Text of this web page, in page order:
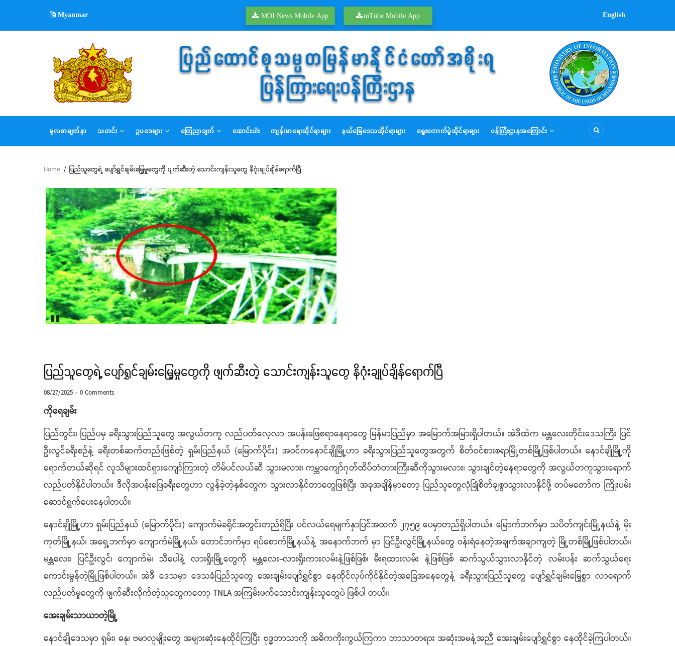
main
Myanmar MOI News Mobile App mTube Mobile App English
MAIN
NAVIGATION
မူလစာမျက်နှာ သတင်း ဥပဒေများ ကြေညာချက် ဆောင်းပါး ကျန်းမာရေးဆိုင်ရာများ နယ်မြေဒေသဆိုင်ရာများ ရွေးကောက်ပွဲဆိုင်ရာများ ဝန်ကြီးဌာနအကြောင်း
Breadcrumb
Home / ပြည်သူတွေရဲ့ ပျော်ရွှင်ချမ်းမြေ့မှုတွေကို ဖျက်ဆီးတဲ့ သောင်းကျန်းသူတွေ နိဂုံးချုပ်ချိန်ရောက်ပြီ
ပြည်သူတွေရဲ့ ပျော်ရွှင်ချမ်းမြေ့မှုတွေကို ဖျက်ဆီးတဲ့ သောင်းကျန်းသူတွေ နိဂုံးချုပ်ချိန်ရောက်ပြီ
08/27/2025-0 Comments
ကိုရေချမ်း
ပြည်တွင်း၊ ပြည်ပမှ ခရီးသွားပြည်သူတွေ အလွယ်တကူ လည်ပတ်လေ့လာ အပန်းဖြေစရာနေရာတွေ မြန်မာပြည်မှာ အမြောက်အမြားရှိပါတယ်။ အဲဒီထဲက မန္တလေးတိုင်းဒေသကြီး ပြင်
ဦးလွင်ခရီးစဉ်နဲ့ ခရီးတစ်ဆက်တည်းဖြစ်တဲ့ ရှမ်းပြည်နယ် (မြောက်ပိုင်း) အဝင်ကနောင်ချိုမြို့ဟာ ခရီးသွားပြည်သူတွေအတွက် စိတ်ဝင်စားစရာမြို့တစ်မြို့ဖြစ်ပါတယ်။ နောင်ချိုမြို့ကို
ရောက်တယ်ဆိုရင် လူသိများထင်ရှားကျော်ကြားတဲ့ တိမ်ပင်လယ်ဆီ သွားမလား၊ ကမ္ဘာကျော်ဂုတ်ထိပ်တံတားကြီးဆီကိုသွားမလား၊ သွားချင်တဲ့နေရာတွေကို အလွယ်တကူသွားရောက်
လည်ပတ်နိုင်ပါတယ်။ ဒီလိုအပန်းဖြေခရီးတွေဟာ လွန်ခဲ့တဲ့နှစ်တွေက သွားလာနိုင်တာတွေဖြစ်ပြီး အခုအချိန်မှာတော့ ပြည်သူတွေလုံခြုံစိတ်ချစွာသွားလာနိုင်ဖို့ တပ်မတော်က ကြိုးပမ်း
ဆောင်ရွက်ပေးနေပါတယ်။
နောင်ချိုမြို့ဟာ ရှမ်းပြည်နယ် (မြောက်ပိုင်း) ကျောက်မဲခရိုင်အတွင်းတည်ရှိပြီး ပင်လယ်ရေမျက်နှာပြင်အထက် ၂၇၅၉ ပေမှာတည်ရှိပါတယ်။ မြောက်ဘက်မှာ သပိတ်ကျင်းမြို့နယ်နဲ့ မိုး
ကုတ်မြို့နယ်၊ အရှေ့ဘက်မှာ ကျောက်မဲမြို့နယ်၊ တောင်ဘက်မှာ ရပ်စောက်မြို့နယ်နဲ့ အနောက်ဘက် မှာ ပြင်ဦးလွင်မြို့နယ်တွေ ဝန်းရံနေတဲ့အချက်အချာကျတဲ့ မြို့တစ်မြို့ဖြစ်ပါတယ်။
မန္တလေး၊ ပြင်ဦးလွင်၊ ကျောက်မဲ၊ သီပေါနဲ့ လားရှိုးမြို့တွေကို မန္တလေး-လားရှိုးကားလမ်းနဲ့ဖြစ်ဖြစ်၊ မီးရထားလမ်း နဲ့ဖြစ်ဖြစ် ဆက်သွယ်သွားလာနိုင်တဲ့ လမ်းပန်း ဆက်သွယ်ရေး
ကောင်းမွန်တဲ့မြို့ဖြစ်ပါတယ်။ အဲဒီ ဒေသမှာ ဒေသခံပြည်သူတွေ အေးချမ်းပျော်ရွှင်စွာ နေထိုင်လုပ်ကိုင်နိုင်တဲ့အခြေအနေတွေနဲ့ ခရီးသွားပြည်သူတွေ ပျော်ရွှင်ချမ်းမြေ့စွာ လာရောက်
လည်ပတ်မှုတွေကို ဖျက်ဆီးလိုက်တဲ့သူတွေကတော့ TNLA အကြမ်းဖက်သောင်းကျန်းသူတွေပဲ ဖြစ်ပါ တယ်။
အေးချမ်းသာယာတဲ့မြို့
နောင်ချိုဒေသမှာ ရှမ်း၊ ဓနု၊ ဗမာလူမျိုးတွေ အများဆုံးနေထိုင်ကြပြီး ဗုဒ္ဓဘာသာကို အဓိကကိုးကွယ်ကြကာ ဘာသာတရား အဆုံးအမနဲ့အညီ အေးချမ်းပျော်ရွှင်စွာ နေထိုင်ခဲ့ကြပါတယ်။